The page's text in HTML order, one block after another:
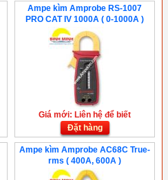
Ampe kìm Amprobe RS-1007
PRO CAT IV 1000A ( 0-1000A )
Giá mới: Liên hệ để biết
Đặt hàng
Ampe kìm Amprobe AC68C True-
rms ( 400A, 600A )